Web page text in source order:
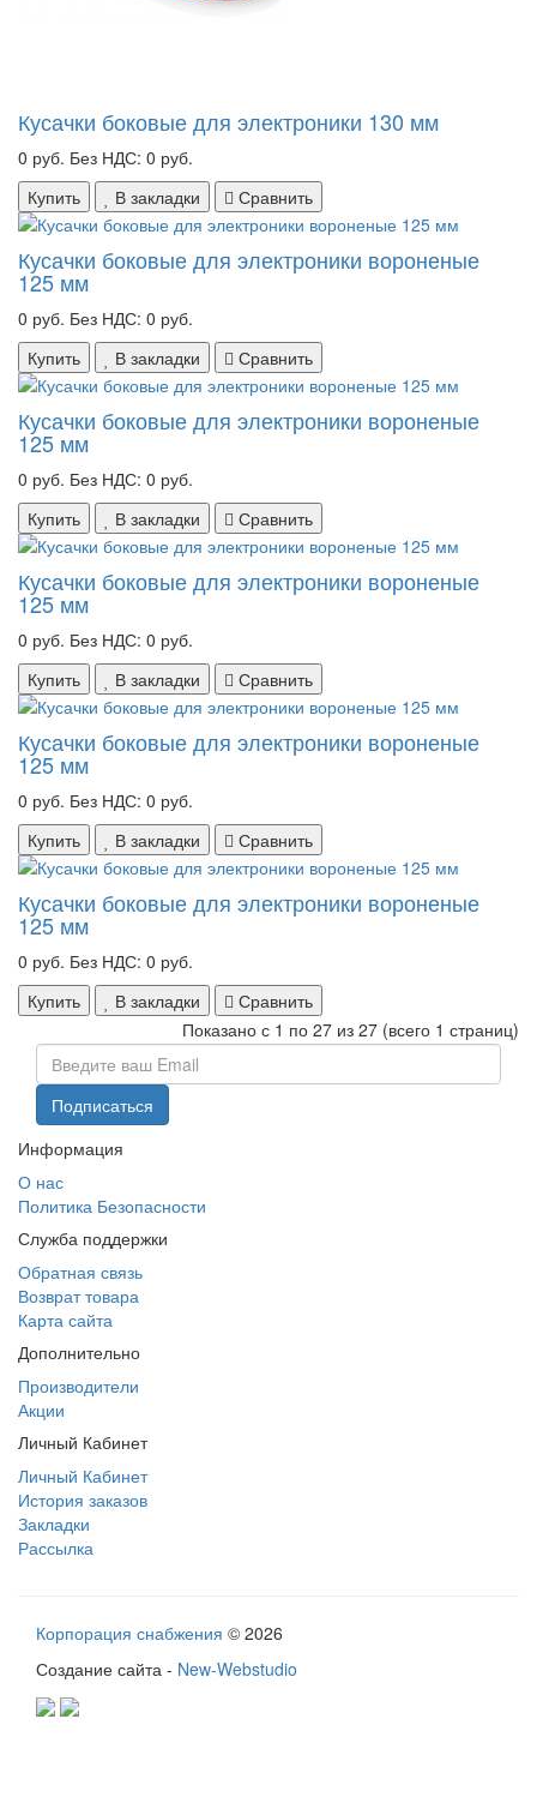
Кусачки боковые для электроники 130 мм
0 руб. Без НДС: 0 руб.
Купить
В закладки Сравнить
Кусачки боковые для электроники вороненые
125 мм
0 руб. Без НДС: 0 руб.
Купить
В закладки Сравнить
Кусачки боковые для электроники вороненые
125 мм
0 руб. Без НДС: 0 руб.
Купить
В закладки Сравнить
Кусачки боковые для электроники вороненые
125 мм
0 руб. Без НДС: 0 руб.
Купить
В закладки Сравнить
Кусачки боковые для электроники вороненые
125 мм
0 руб. Без НДС: 0 руб.
Купить
В закладки Сравнить
Кусачки боковые для электроники вороненые
125 мм
0 руб. Без НДС: 0 руб.
Купить
В закладки
Сравнить
Показано с 1 по 27 из 27 (всего 1 страниц)
Информация
О нас
Политика Безопасности
Служба поддержки
Обратная связь
Возврат товара
Карта сайта
Дополнительно
Производители
Акции
Личный Кабинет
Личный Кабинет
История заказов
Закладки
Рассылка
Корпорация снабжения © 2026
Создание сайта - New-Webstudio